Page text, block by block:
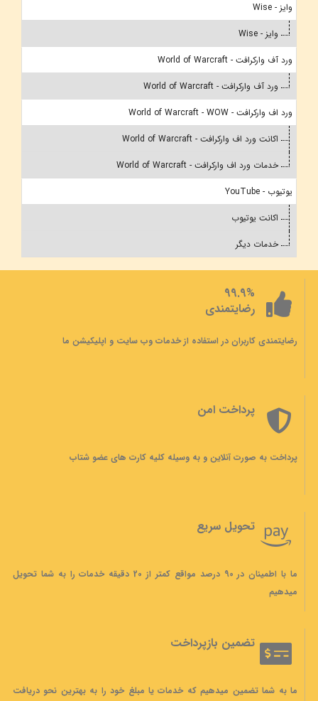
وایز - Wise
وایز - Wise
ورد آف وارکرافت - World of Warcraft
ورد آف وارکرافت - World of Warcraft
ورد اف وارکرافت - World of Warcraft - WOW
اکانت ورد اف وارکرافت - World of Warcraft
خدمات ورد اف وارکرافت - World of Warcraft
یوتیوب - YouTube
اکانت یوتیوب
خدمات دیگر
99.9%
رضایتمندی
رضایتمندی کاربران در استفاده از خدمات وب سایت و اپلیکیشن ما
پرداخت امن
پرداخت به صورت آنلاین و به وسیله کلیه کارت های عضو شتاب
تحویل سریع
ما با اطمینان در 90 درصد مواقع کمتر از 20 دقیقه خدمات را به شما تحویل
میدهیم
تضمین بازپرداخت
ما به شما تضمین میدهیم که خدمات یا مبلغ خود را به بهترین نحو دریافت